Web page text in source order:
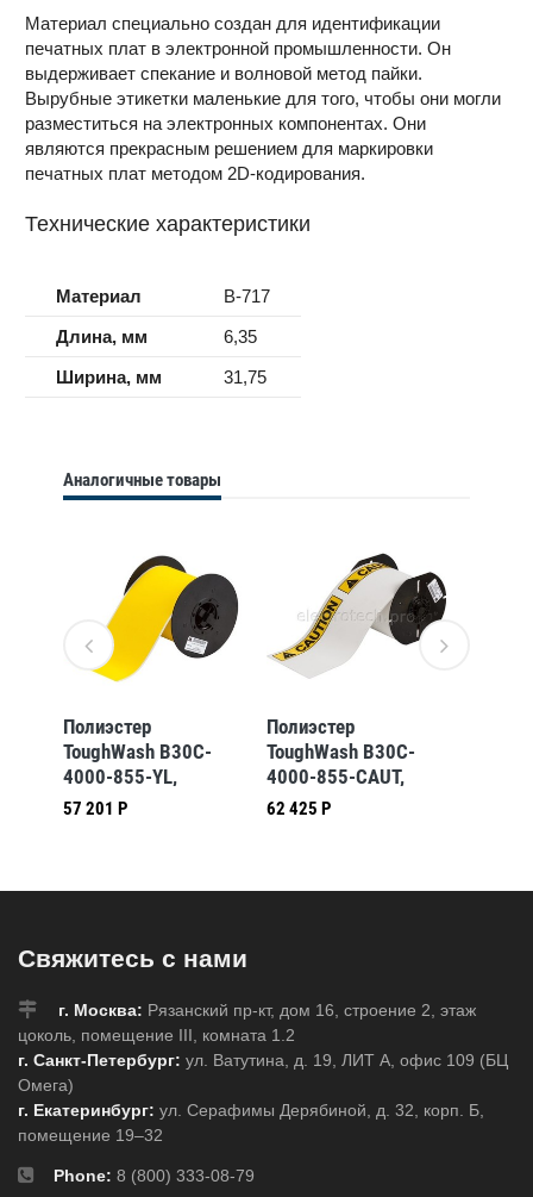
Материал специально создан для идентификации
печатных плат в электронной промышленности. Он
выдерживает спекание и волновой метод пайки.
Вырубные этикетки маленькие для того, чтобы они могли
разместиться на электронных компонентах. Они
являются прекрасным решением для маркировки
печатных плат методом 2D-кодирования.
Технические характеристики
Материал
B-717
Длина, мм
6,35
Ширина, мм
31,75
Аналогичные товары
Полиэстер
ToughWash B30C-
4000-855-YL,
жёлтый, 101,60 мм
57 201 Р
Полиэстер
ToughWash B30C-
4000-855-CAUT,
легенда: CAUTION
62 425 Р
Свяжитесь с нами
г. Москва: Рязанский пр-кт, дом 16, строение 2, этаж
цоколь, помещение III, комната 1.2
г. Санкт-Петербург: ул. Ватутина, д. 19, ЛИТ А, офис 109 (БЦ
Омега)
г. Екатеринбург: ул. Серафимы Дерябиной, д. 32, корп. Б,
помещение 19–32
Phone: 8 (800) 333-08-79